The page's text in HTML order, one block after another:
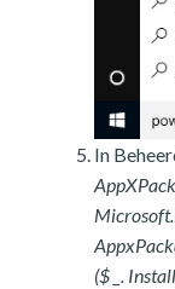
In
($ _.